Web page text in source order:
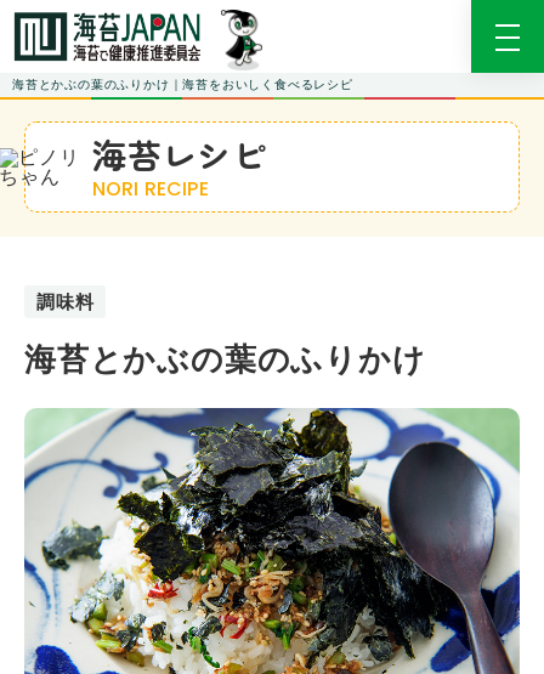
海苔とかぶの葉のふりかけ｜海苔をおいしく食べるレシピ
海苔レシピ
NORI RECIPE
調味料
海苔とかぶの葉のふりかけ